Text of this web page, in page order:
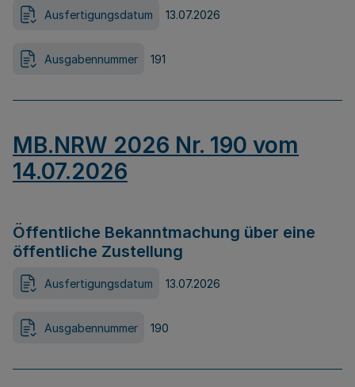
Ausfertigungsdatum 13.07.2026
Ausgabennummer 191
MB.NRW 2026 Nr. 190 vom
14.07.2026
Öffentliche Bekanntmachung über eine
öffentliche Zustellung
Ausfertigungsdatum 13.07.2026
Ausgabennummer 190